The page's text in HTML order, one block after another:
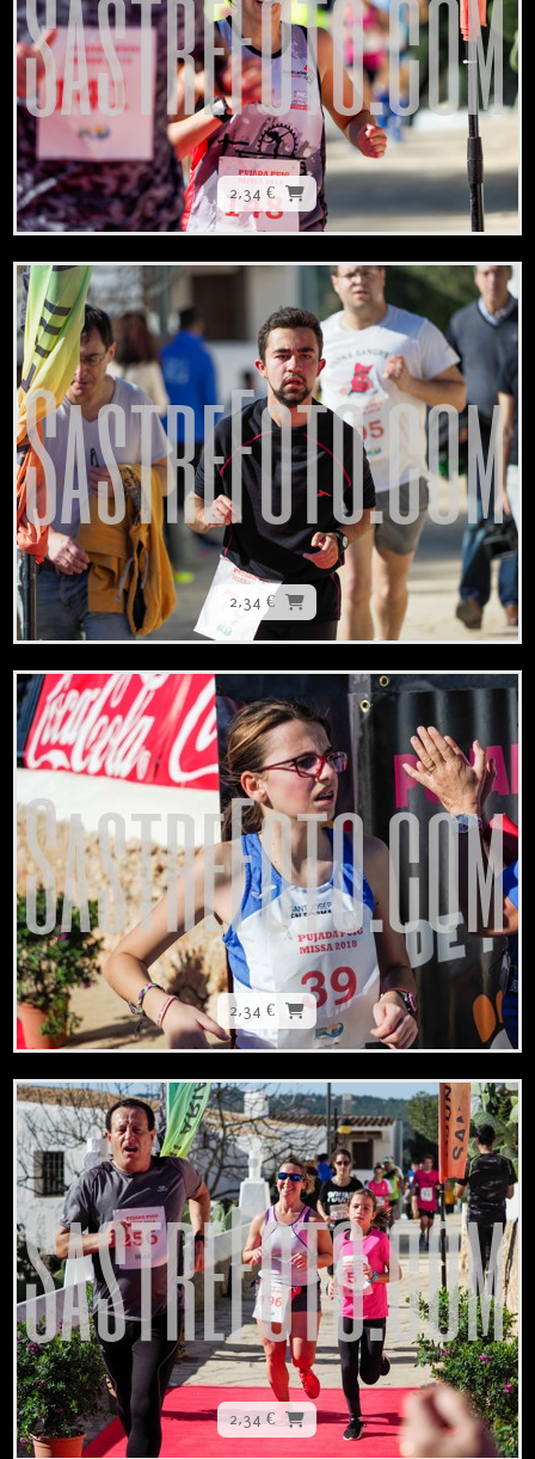
2,34 €
2,34 €
2,34 €
2,34 €